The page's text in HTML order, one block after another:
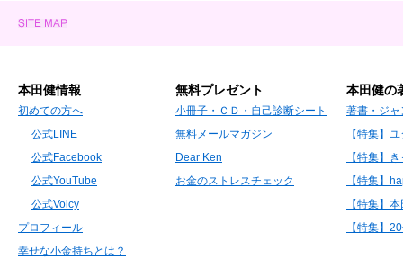
本田健情報
初めての方へ
公式LINE
公式Facebook
公式YouTube
公式Voicy
プロフィール
幸せな小金持ちとは？
無料プレゼント
小冊子・ＣＤ・自己診断シート
無料メールマガジン
Dear Ken
お金のストレスチェック
本田健の
著書・ジャ
【特集】
【特集】
【特集】
【特集】
【特集】